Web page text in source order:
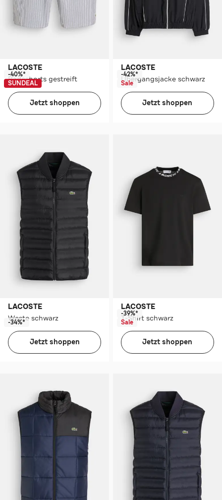
LACOSTE
Badeshorts gestreift
-40%*
SUNDEAL
Jetzt shoppen
LACOSTE
Übergangsjacke schwarz
-42%*
Sale
Jetzt shoppen
LACOSTE
Weste schwarz
-34%*
Jetzt shoppen
LACOSTE
T-Shirt schwarz
-39%*
Sale
Jetzt shoppen